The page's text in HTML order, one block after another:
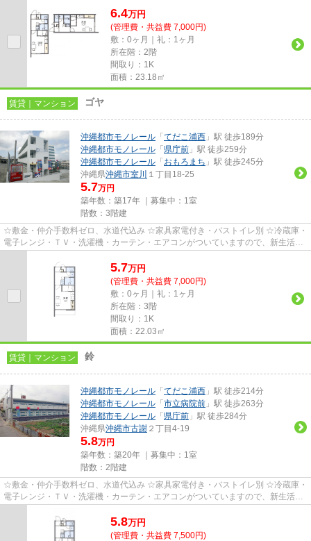
6.4万円
(管理費・共益費 7,000円)
敷：0ヶ月｜礼：1ヶ月
所在階：2階
間取り：1K
面積：23.18㎡
賃貸｜マンション ゴヤ
沖縄都市モノレール 「 てだこ浦西 」駅 徒歩189分
沖縄都市モノレール 「 県庁前 」駅 徒歩259分
沖縄都市モノレール 「 おもろまち 」駅 徒歩245分
沖縄県沖縄市室川 １丁目18-25
5.7万円
築年数：築17年 ｜募集中： 1室
階数：3階建
☆敷金・仲介手数料ゼロ、水道代込み ☆家具家電付き・バストイレ別 ☆冷蔵庫・
電子レンジ・ＴＶ・洗濯機・カーテン・エアコンがついていますので、新生活が
5.7万円
(管理費・共益費 7,000円)
敷：0ヶ月｜礼：1ヶ月
所在階：3階
間取り：1K
面積：22.03㎡
賃貸｜マンション 鈴
沖縄都市モノレール 「 てだこ浦西 」駅 徒歩214分
沖縄都市モノレール 「 市立病院前 」駅 徒歩263分
沖縄都市モノレール 「 県庁前 」駅 徒歩284分
沖縄県沖縄市古謝 ２丁目4-19
5.8万円
築年数：築20年 ｜募集中： 1室
階数：2階建
☆敷金・仲介手数料ゼロ、水道代込み ☆家具家電付き・バストイレ別 ☆冷蔵庫・
電子レンジ・ＴＶ・洗濯機・カーテン・エアコンがついていますので、新生活が
5.8万円
(管理費・共益費 7,500円)